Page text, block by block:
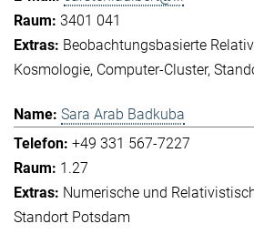
3401 041
Beobachtungsbasierte
Kosmologie Computer-Cluster
Sara Arab Badkuba
+49 331 567-7227
1.27
Numerische und
Standort Potsdam